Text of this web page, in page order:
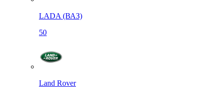
LADA (ВАЗ)
50
Land Rover